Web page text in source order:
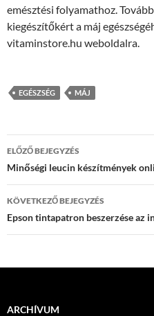
emésztési folyamathoz.
kiegészítőkért a máj
vitaminstore.hu weboldalra.
EGÉSZSÉG MÁJ
Bejegyzések
navigációja
ELŐZŐ BEJEGYZÉS
Minőségi leucin készítmények
KÖVETKEZŐ BEJEGYZÉS
Epson tintapatron beszerzése az
ARCHÍVUM